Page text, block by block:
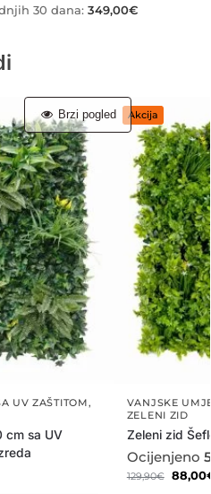
30 dana: 349,00€
UV ZAŠTITOM ,
cm sa UV
Brzi pogled Akcija
VANJSKE
ZELENI ZID
Zeleni zid
Ocijenjeno
129,90€ 88,00